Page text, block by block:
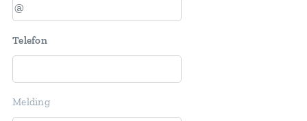
Telefon
Melding